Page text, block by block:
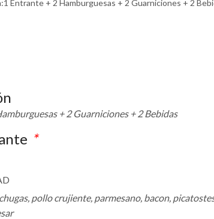
1 Entrante + 2 Hamburguesas + 2 Guarniciones + 2
+ 2 Guarniciones + 2 Bebidas
*
pollo crujiente, parmesano, bacon,